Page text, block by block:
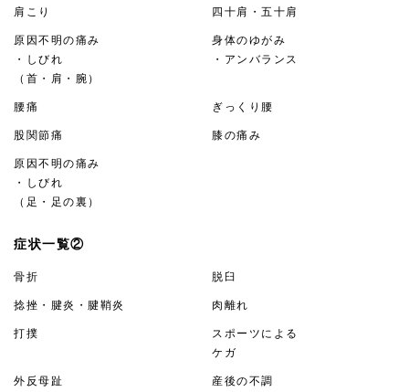
肩こり 四十肩・五十肩
原因不明の痛み
・しびれ
（首・肩・腕）
身体のゆがみ
・アンバランス
腰痛 ぎっくり腰
股関節痛 膝の痛み
原因不明の痛み
・しびれ
（足・足の裏）
症状一覧②
骨折 脱臼
捻挫・腱炎・腱鞘炎 肉離れ
打撲
スポーツによる
ケガ
外反母趾 産後の不調